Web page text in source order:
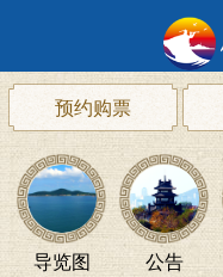
预约购票
导览图 公告